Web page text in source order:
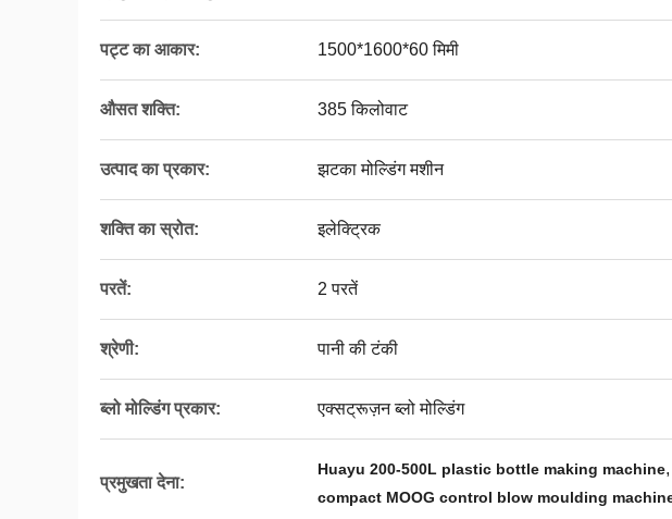
पट्ट का आकार: 1500*1600*60 मिमी
औसत शक्ति: 385 किलोवाट
उत्पाद का प्रकार: झटका मोल्डिंग मशीन
शक्ति का स्रोत: इलेक्ट्रिक
परतें: 2 परतें
श्रेणी: पानी की टंकी
ब्लो मोल्डिंग प्रकार: एक्सट्रूज़न ब्लो मोल्डिंग
प्रमुखता देना:
Huayu 200-500L plastic bottle making machine,
compact MOOG control blow moulding